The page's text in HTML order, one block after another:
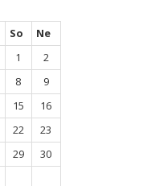
So
Ne
1
2
8
9
15
16
22
23
29
30